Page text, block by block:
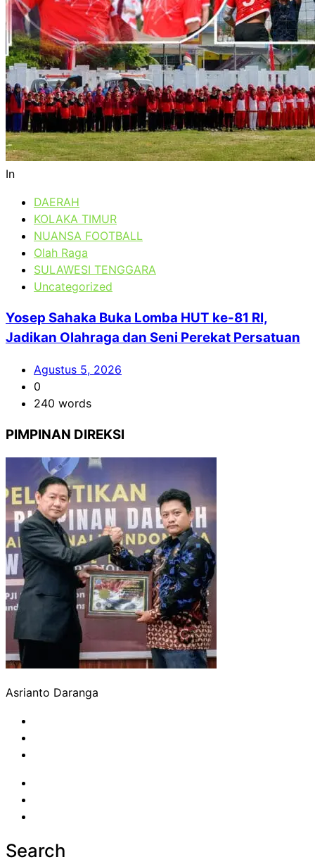
In
DAERAH
KOLAKA TIMUR
NUANSA FOOTBALL
Olah Raga
SULAWESI TENGGARA
Uncategorized
Yosep Sahaka Buka Lomba HUT ke-81 RI,
Jadikan Olahraga dan Seni Perekat Persatuan
Agustus 5, 2026
0
240 words
PIMPINAN DIREKSI
Asrianto Daranga
Search